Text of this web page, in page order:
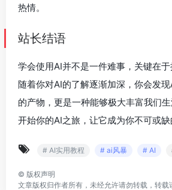
热情。
站长结语
学会使用AI并不是一件难事，关键在于
随着你对AI的了解逐渐加深，你会发
的产物，更是一种能够极大丰富我们生
开始你的AI之旅，让它成为你不可或缺
# AI实用教程 # ai风暴 # AI
© 版权声明
文章版权归作者所有，未经允许请勿转载，转载